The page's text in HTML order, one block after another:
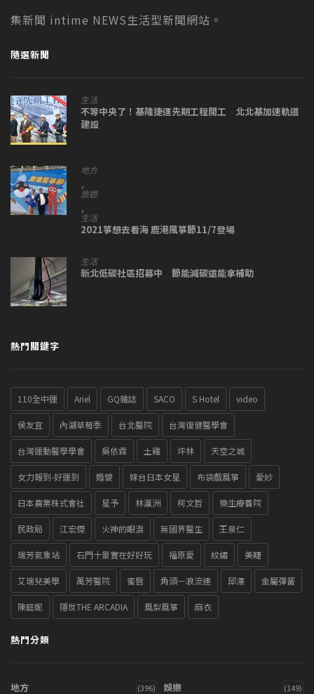
集新聞 intime NEWS生活型新聞網站。
隨選新聞
生活
不等中央了！基隆捷運先期工程開工 北北基加速軌道
建設
地方
,
旅遊
,
生活
2021箏想去看海 鹿港風箏節11/7登場
生活
新北低碳社區招募中 節能減碳還能拿補助
熱門關鍵字
110全中運 Ariel GQ雜誌 SACO S Hotel video
侯友宜 內湖草莓季 台北醫院 台灣復健醫學會
台灣運動醫學學會 吳依霖 土雞 坪林 天空之城
女力報到-好運到 婚變 嫁台日本女星 布袋戲風箏 愛紗
日本農業株式會社 星予 林瀛洲 柯文哲 樂生療養院
民政局 江宏傑 火神的眼淚 無國界醫生 王泉仁
瑞芳氣象站 石門十景實在好好玩 福原愛 紋繡 美睫
艾瑞兒美學 萬芳醫院 蜜唇 角頭－浪流連 邱澤 金屬彈簧
陳庭妮 隱世THE ARCADIA 風梨風箏 麻衣
熱門分類
地方 (396) 娛樂 (149)